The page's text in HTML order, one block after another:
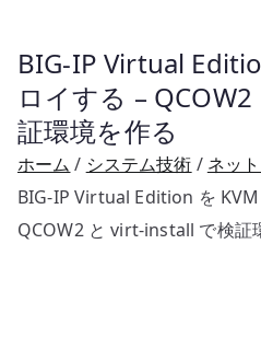
BIG-IP Virtual
ロイする –
証環境を作る
ホーム システム技術 ネッ
BIG-IP Virtual Edition を
QCOW2 と virt-install で検証